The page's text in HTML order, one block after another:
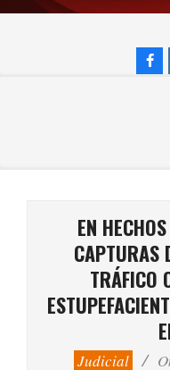
Skip
EN
CAPTURAS
TRÁFICO
Judicial